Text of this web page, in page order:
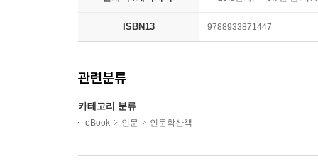
ISBN13 9788933871447
관련분류
카테고리 분류
eBook 인문 인문학산책